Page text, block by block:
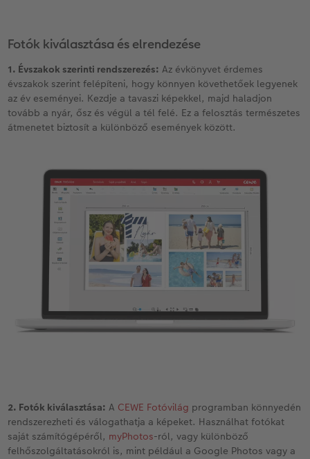
Fotók kiválasztása és elrendezése
1. Évszakok szerinti rendszerezés: Az évkönyvet érdemes
évszakok szerint felépíteni, hogy könnyen követhetőek legyenek
az év eseményei. Kezdje a tavaszi képekkel, majd haladjon
tovább a nyár, ősz és végül a tél felé. Ez a felosztás természetes
átmenetet biztosít a különböző események között.
2. Fotók kiválasztása: A CEWE Fotóvilág programban könnyedén
rendszerezheti és válogathatja a képeket. Használhat fotókat
saját számítógépéről, myPhotos-ról, vagy különböző
felhőszolgáltatásokról is, mint például a Google Photos vagy a